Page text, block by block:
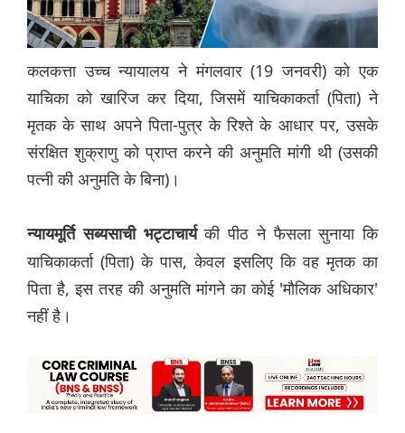
कलकत्ता उच्च न्यायालय ने मंगलवार (19 जनवरी) को एक
याचिका को खारिज कर दिया, जिसमें याचिकाकर्ता (पिता) ने
मृतक के साथ अपने पिता-पुत्र के रिश्ते के आधार पर, उसके
संरक्षित शुक्राणु को प्राप्त करने की अनुमति मांगी थी (उसकी
पत्नी की अनुमति के बिना)।
न्यायमूर्ति सब्यसाची भट्टाचार्यकी पीठ ने फैसला सुनाया कि
याचिकाकर्ता (पिता) के पास, केवल इसलिए कि वह मृतक का
पिता है, इस तरह की अनुमति मांगने का कोई 'मौलिक अधिकार'
नहीं है।